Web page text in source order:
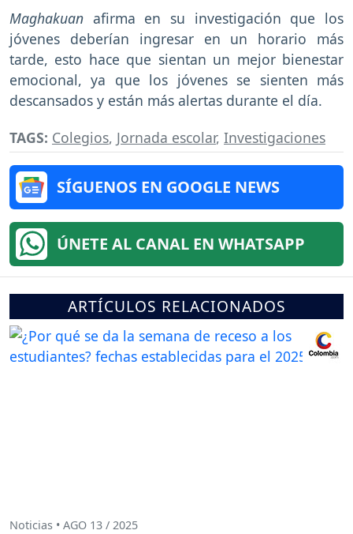
Maghakuan afirma en su investigación que los
jóvenes deberían ingresar en un horario más
tarde, esto hace que sientan un mejor bienestar
emocional, ya que los jóvenes se sienten más
descansados y están más alertas durante el día.
TAGS: Colegios, Jornada escolar, Investigaciones
SÍGUENOS EN GOOGLE NEWS
ÚNETE AL CANAL EN WHATSAPP
ARTÍCULOS RELACIONADOS
Noticias • AGO 13 / 2025